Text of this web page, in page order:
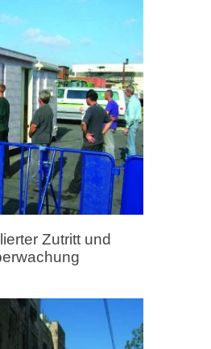
Zutritt und